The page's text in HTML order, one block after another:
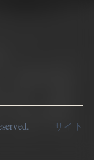
サイト